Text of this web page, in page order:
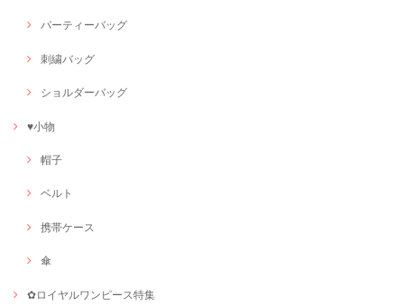
パーティーバッグ
刺繍バッグ
ショルダーバッグ
♥小物
帽子
ベルト
携帯ケース
傘
✿ロイヤルワンピース特集